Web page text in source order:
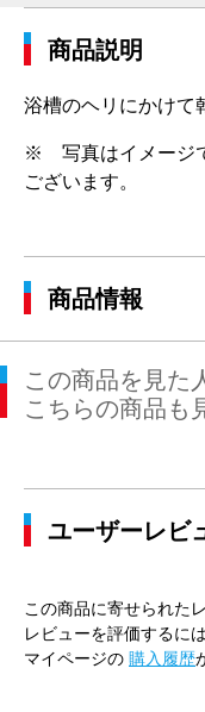
商品説明
浴槽のヘリにかけて
※ 写真はイメージ
ございます。
商品情報
この商品を見た
こちらの商品も
ユーザーレビ
この商品に寄せられた
レビューを評価するには
マイページの 購入履歴